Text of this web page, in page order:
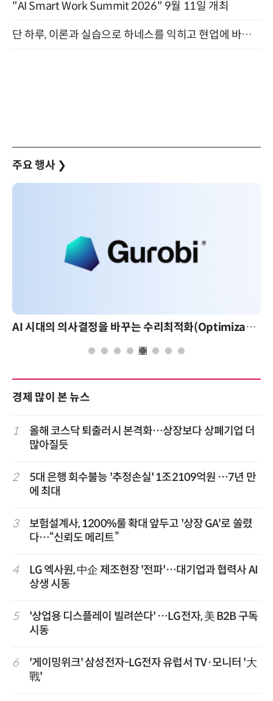
"AI Smart Work Summit 2026" 9월 11일 개최
단 하루, 이론과 실습으로 하네스를 익히고 현업에 바로 쓰는 핸즈온 워크숍 (8/20)
주요 행사 ❯
AI 시대의 의사결정을 바꾸는 수리최적화(Optimization): 실제 산업 적용 사례와 활용 전략
경제 많이 본 뉴스
1
올해 코스닥 퇴출러시 본격화…상장보다 상폐기업 더
많아질듯
2
5대 은행 회수불능 '추정손실' 1조2109억원 …7년 만
에 최대
3
보험설계사, 1200%룰 확대 앞두고 '상장 GA'로 쏠렸
다…“신뢰도 메리트”
4
LG 엑사원, 中企 제조현장 '전파'…대기업과 협력사 AI
상생 시동
5
'상업용 디스플레이 빌려쓴다' …LG전자, 美 B2B 구독
시동
6
'게이밍위크' 삼성전자-LG전자 유럽서 TV·모니터 '大
戰'